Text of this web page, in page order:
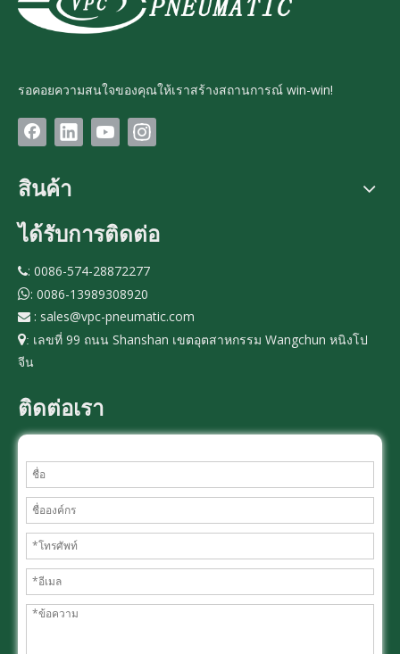
รอคอยความสนใจของคุณให้เราสร้างสถานการณ์ win-win!
สินค้า
ได้รับการติดต่อ
: 0086-574-28872277
: 0086-13989308920
 : sales@vpc-pneumatic.com
: เลขที่ 99 ถนน Shanshan เขตอุตสาหกรรม Wangchun หนิงโป
จีน
ติดต่อเรา